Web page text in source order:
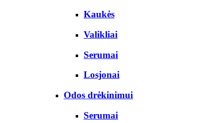
Kaukės
Valikliai
Serumai
Losjonai
Odos drėkinimui
Serumai